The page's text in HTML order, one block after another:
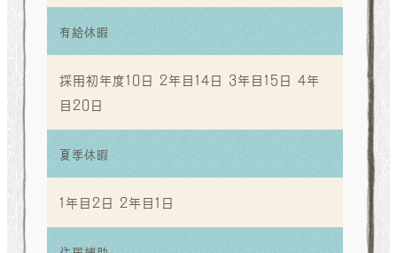
有給休暇
採用初年度10日 2年目14日 3年目15日 4年
目20日
夏季休暇
1年目2日 2年目1日